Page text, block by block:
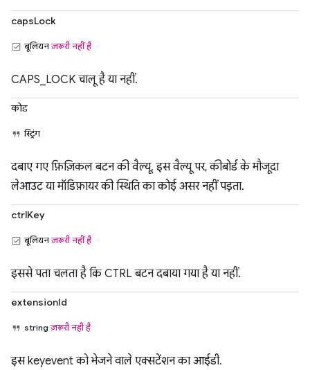
capsLock
बूलियनज़रूरी नहीं है
CAPS_LOCK चालू है या नहीं.
कोड
स्ट्रिंग
दबाए गए फ़िज़िकल बटन की वैल्यू. इस वैल्यू पर, कीबोर्ड के मौजूदा
लेआउट या मॉडिफ़ायर की स्थिति का कोई असर नहीं पड़ता.
ctrlKey
बूलियनज़रूरी नहीं है
इससे पता चलता है कि CTRL बटन दबाया गया है या नहीं.
extensionId
stringज़रूरी नहीं है
इस keyevent को भेजने वाले एक्सटेंशन का आईडी.